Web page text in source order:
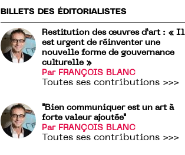
BILLETS DES ÉDITORIALISTES
Restitution des œuvres d’art : « Il
est urgent de réinventer une
nouvelle forme de gouvernance
culturelle »
Par FRANÇOIS BLANC
Toutes ses contributions >>>
"Bien communiquer est un art à
forte valeur ajoutée"
Par FRANÇOIS BLANC
Toutes ses contributions >>>